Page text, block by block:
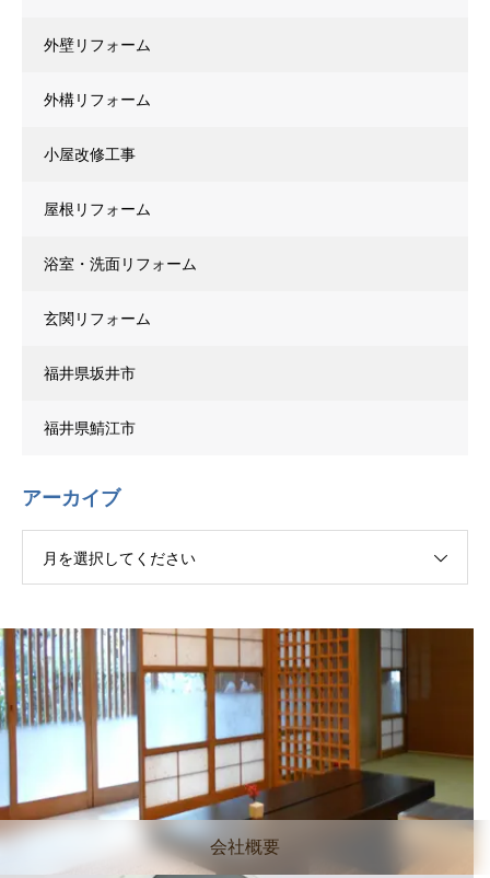
外壁リフォーム
外構リフォーム
小屋改修工事
屋根リフォーム
浴室・洗面リフォーム
玄関リフォーム
福井県坂井市
福井県鯖江市
アーカイブ
月を選択してください
会社概要